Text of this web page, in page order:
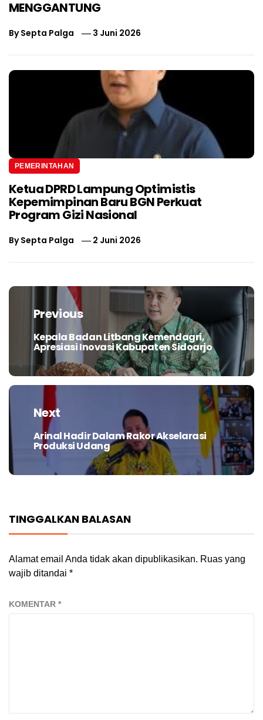
MENGGANTUNG
BySepta Palga 3 Juni 2026
PEMERINTAHAN
Ketua DPRD Lampung Optimistis
Kepemimpinan Baru BGN Perkuat
Program Gizi Nasional
BySepta Palga 2 Juni 2026
Navigasi
posPrevious
Previous
post:
Kepala Badan Litbang Kemendagri,
Apresiasi Inovasi Kabupaten Sidoarjo
Next
Next
post:
Arinal Hadir Dalam Rakor Akselarasi
Produksi Udang
TINGGALKAN BALASAN
Alamat email Anda tidak akan dipublikasikan. Ruas yang
wajib ditandai *
KOMENTAR *